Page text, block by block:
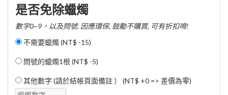
是否免除蠟燭
數字0~9，以及問號. 因應環保, 鼓勵不購買, 可有折扣唷!
不需要蠟燭 (NT$ -15)
問號的蠟燭1根 (NT$ -5)
其他數字 (請於結帳頁面備註 ） (NT$ +0 => 差價為零)